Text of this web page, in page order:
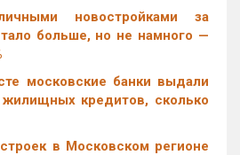
новостройками за
больше, но не намного —
московские банки выдали
кредитов, сколько
в Московском регионе